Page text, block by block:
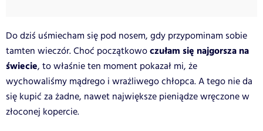
Do dziś uśmiecham się pod nosem, gdy przypominam sobie
tamten wieczór. Choć początkowoczułam się najgorsza na
świecie, to właśnie ten moment pokazał mi, że
wychowaliśmy mądrego i wrażliwego chłopca. A tego nie da
się kupić za żadne, nawet największe pieniądze wręczone w
złoconej kopercie.